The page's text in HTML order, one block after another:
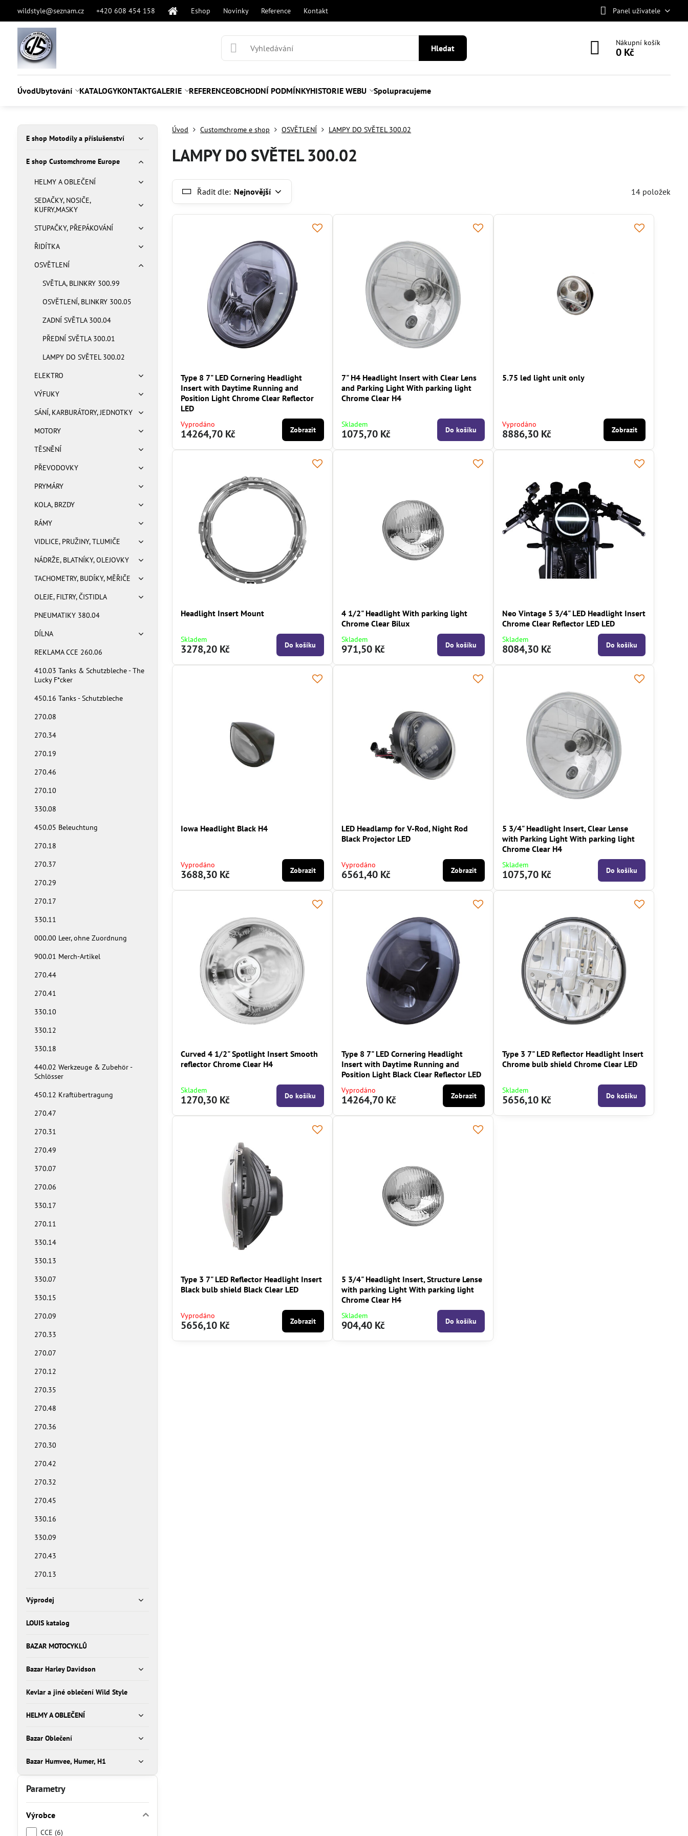
wildstyle@seznam.cz +420 608 454 158 Eshop Novinky Reference Kontakt Panel uživatele
Hledat
Nákupní košík
0 Kč
ÚvodUbytování KATALOGYKONTAKTGALERIE REFERENCEOBCHODNÍ PODMÍNKYHISTORIE WEBU Spolupracujeme
Úvod Customchrome e shop OSVĚTLENÍ LAMPY DO SVĚTEL 300.02
LAMPY DO SVĚTEL 300.02
Řadit dle: Nejnovější 14 položek
Type 8 7" LED Cornering Headlight
Insert with Daytime Running and
Position Light Chrome Clear Reflector
LED
Vyprodáno
14264,70 Kč Zobrazit
7" H4 Headlight Insert with Clear Lens
and Parking Light With parking light
Chrome Clear H4
Skladem
1075,70 Kč Do košíku
5.75 led light unit only
Vyprodáno
8886,30 Kč Zobrazit
Headlight Insert Mount
Skladem
3278,20 Kč Do košíku
4 1/2" Headlight With parking light
Chrome Clear Bilux
Skladem
971,50 Kč Do košíku
Neo Vintage 5 3/4" LED Headlight Insert
Chrome Clear Reflector LED LED
Skladem
8084,30 Kč Do košíku
Iowa Headlight Black H4
Vyprodáno
3688,30 Kč Zobrazit
LED Headlamp for V-Rod, Night Rod
Black Projector LED
Vyprodáno
6561,40 Kč Zobrazit
5 3/4" Headlight Insert, Clear Lense
with Parking Light With parking light
Chrome Clear H4
Skladem
1075,70 Kč Do košíku
Curved 4 1/2" Spotlight Insert Smooth
reflector Chrome Clear H4
Skladem
1270,30 Kč Do košíku
Type 8 7" LED Cornering Headlight
Insert with Daytime Running and
Position Light Black Clear Reflector LED
Vyprodáno
14264,70 Kč Zobrazit
Type 3 7" LED Reflector Headlight Insert
Chrome bulb shield Chrome Clear LED
Skladem
5656,10 Kč Do košíku
Type 3 7" LED Reflector Headlight Insert
Black bulb shield Black Clear LED
Vyprodáno
5656,10 Kč Zobrazit
5 3/4" Headlight Insert, Structure Lense
with parking Light With parking light
Chrome Clear H4
Skladem
904,40 Kč Do košíku
Parametry
Výrobce
CCE (6)
E shop Motodíly a příslušenství
E shop Customchrome Europe
HELMY A OBLEČENÍ
SEDAČKY, NOSIČE,
KUFRY,MASKY
STUPAČKY, PŘEPÁKOVÁNÍ
ŘIDÍTKA
OSVĚTLENÍ
SVĚTLA, BLINKRY 300.99
OSVĚTLENÍ, BLINKRY 300.05
ZADNÍ SVĚTLA 300.04
PŘEDNÍ SVĚTLA 300.01
LAMPY DO SVĚTEL 300.02
ELEKTRO
VÝFUKY
SÁNÍ, KARBURÁTORY, JEDNOTKY
MOTORY
TĚSNĚNÍ
PŘEVODOVKY
PRYMÁRY
KOLA, BRZDY
RÁMY
VIDLICE, PRUŽINY, TLUMIČE
NÁDRŽE, BLATNÍKY, OLEJOVKY
TACHOMETRY, BUDÍKY, MĚŘIČE
OLEJE, FILTRY, ČISTIDLA
PNEUMATIKY 380.04
DÍLNA
REKLAMA CCE 260.06
410.03 Tanks & Schutzbleche - The
Lucky F*cker
450.16 Tanks - Schutzbleche
270.08
270.34
270.19
270.46
270.10
330.08
450.05 Beleuchtung
270.18
270.37
270.29
270.17
330.11
000.00 Leer, ohne Zuordnung
900.01 Merch-Artikel
270.44
270.41
330.10
330.12
330.18
440.02 Werkzeuge & Zubehör -
Schlösser
450.12 Kraftübertragung
270.47
270.31
270.49
370.07
270.06
330.17
270.11
330.14
330.13
330.07
330.15
270.09
270.33
270.07
270.12
270.35
270.48
270.36
270.30
270.42
270.32
270.45
330.16
330.09
270.43
270.13
Výprodej
LOUIS katalog
BAZAR MOTOCYKLŮ
Bazar Harley Davidson
Kevlar a jiné oblečení Wild Style
HELMY A OBLEČENÍ
Bazar Oblečení
Bazar Humvee, Humer, H1